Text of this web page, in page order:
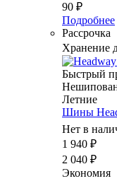
90 ₽
Подробнее
Рассрочка
Хранение
Быстрый
Летние
Шины
Нет в
1 940 ₽
2 040 ₽
Экономия